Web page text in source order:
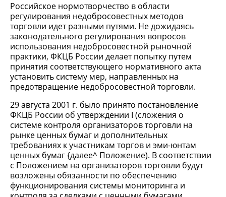
Российское нормотворчество в области
регулирования недобросовестных методов
торговли идет разными путями. Не дожидаясь
законодательного регулирования вопросов
использования недобросовестной рыночной
практики, ФКЦБ России делает попытку путем
принятия соответствующего нормативного акта
установить систему мер, направленных на
предотвращение недобросовестной торговли.
29 августа 2001 г. было принято постановление
ФКЦБ России об утверждении I (сложения о
системе контроля организаторов торговли на
рынке ценных бумаг и дополнительных
требованиях к участникам торгов и эми-юнтам
ценных бумаг {далее^ Положение). В соответствии
с Положением на организаторов торговли будут
возложены обязанности по обеспечению
функционирования системы мониторинга и